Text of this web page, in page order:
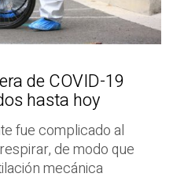
de COVID-19
hasta hoy
fue complicado al
de modo que
mecánica